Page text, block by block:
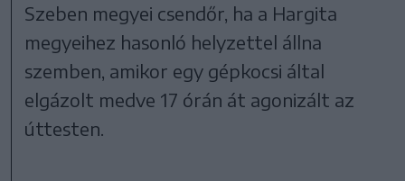
Szeben megyei csendőr, ha a Hargita
megyeihez hasonló helyzettel állna
szemben, amikor egy gépkocsi által
elgázolt medve 17 órán át agonizált az
úttesten.